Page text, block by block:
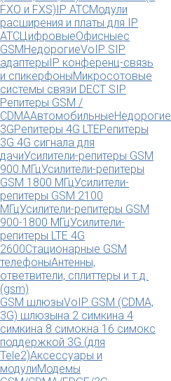
FXO и FXS)IP АТСМодули
расширения и платы для IP
АТСЦифровыеОфисныес
GSMНедорогиеVoIP SIP
адаптерыIP конференц-связь
и спикерфоныМикросотовые
системы связи DECT SIP
Репитеры GSM /
CDMAАвтомобильныеНедорогие
3GРепитеры 4G LTEРепитеры
3G 4G сигнала для
дачиУсилители-репитеры GSM
900 МГцУсилители-репитеры
GSM 1800 МГцУсилители-
репитеры GSM 2100
МГцУсилители-репитеры GSM
900-1800 МГцУсилители-
репитеры LTE 4G
2600Стационарные GSM
телефоныАнтенны,
ответвители, сплиттеры и т.д.
(gsm)
GSM шлюзыVoIP GSM (CDMA,
3G) шлюзына 2 симкина 4
симкина 8 симокна 16 симокс
поддержкой 3G (для
Tele2)Аксессуары и
модулиМодемы